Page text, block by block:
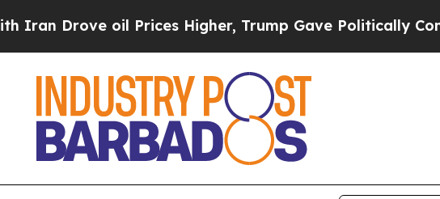
oil Prices Higher, Trump Gave Politically